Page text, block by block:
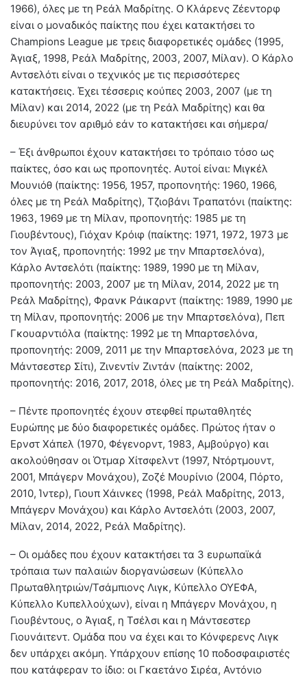
1966), όλες με τη Ρεάλ Μαδρίτης. Ο Κλάρενς Ζέεντορφ
είναι ο μοναδικός παίκτης που έχει κατακτήσει το
Champions League με τρεις διαφορετικές ομάδες (1995,
Άγιαξ, 1998, Ρεάλ Μαδρίτης, 2003, 2007, Μίλαν). Ο Κάρλο
Αντσελότι είναι ο τεχνικός με τις περισσότερες
κατακτήσεις. Έχει τέσσερις κούπες 2003, 2007 (με τη
Μίλαν) και 2014, 2022 (με τη Ρεάλ Μαδρίτης) και θα
διευρύνει τον αριθμό εάν το κατακτήσει και σήμερα/
– Έξι άνθρωποι έχουν κατακτήσει το τρόπαιο τόσο ως
παίκτες, όσο και ως προπονητές. Αυτοί είναι: Μιγκέλ
Μουνιόθ (παίκτης: 1956, 1957, προπονητής: 1960, 1966,
όλες με τη Ρεάλ Μαδρίτης), Τζιοβάνι Τραπατόνι (παίκτης:
1963, 1969 με τη Μίλαν, προπονητής: 1985 με τη
Γιουβέντους), Γιόχαν Κρόιφ (παίκτης: 1971, 1972, 1973 με
τον Άγιαξ, προπονητής: 1992 με την Μπαρτσελόνα),
Κάρλο Αντσελότι (παίκτης: 1989, 1990 με τη Μίλαν,
προπονητής: 2003, 2007 με τη Μίλαν, 2014, 2022 με τη
Ρεάλ Μαδρίτης), Φρανκ Ράικαρντ (παίκτης: 1989, 1990 με
τη Μίλαν, προπονητής: 2006 με την Μπαρτσελόνα), Πεπ
Γκουαρντιόλα (παίκτης: 1992 με τη Μπαρτσελόνα,
προπονητής: 2009, 2011 με την Μπαρτσελόνα, 2023 με τη
Μάντσεστερ Σίτι), Ζινεντίν Ζιντάν (παίκτης: 2002,
προπονητής: 2016, 2017, 2018, όλες με τη Ρεάλ Μαδρίτης).
– Πέντε προπονητές έχουν στεφθεί πρωταθλητές
Ευρώπης με δύο διαφορετικές ομάδες. Πρώτος ήταν ο
Ερνστ Χάπελ (1970, Φέγενορντ, 1983, Αμβούργο) και
ακολούθησαν οι Ότμαρ Χίτσφελντ (1997, Ντόρτμουντ,
2001, Μπάγερν Μονάχου), Ζοζέ Μουρίνιο (2004, Πόρτο,
2010, Ίντερ), Γιουπ Χάινκες (1998, Ρεάλ Μαδρίτης, 2013,
Μπάγερν Μονάχου) και Κάρλο Αντσελότι (2003, 2007,
Μίλαν, 2014, 2022, Ρεάλ Μαδρίτης).
– Οι ομάδες που έχουν κατακτήσει τα 3 ευρωπαϊκά
τρόπαια των παλαιών διοργανώσεων (Κύπελλο
Πρωταθλητριών/Τσάμπιονς Λιγκ, Κύπελλο ΟΥΕΦΑ,
Κύπελλο Κυπελλούχων), είναι η Μπάγερν Μονάχου, η
Γιουβέντους, ο Άγιαξ, η Τσέλσι και η Μάντσεστερ
Γιουνάιτεντ. Ομάδα που να έχει και το Κόνφερενς Λιγκ
δεν υπάρχει ακόμη. Υπάρχουν επίσης 10 ποδοσφαιριστές
που κατάφεραν το ίδιο: οι Γκαετάνο Σιρέα, Αντόνιο